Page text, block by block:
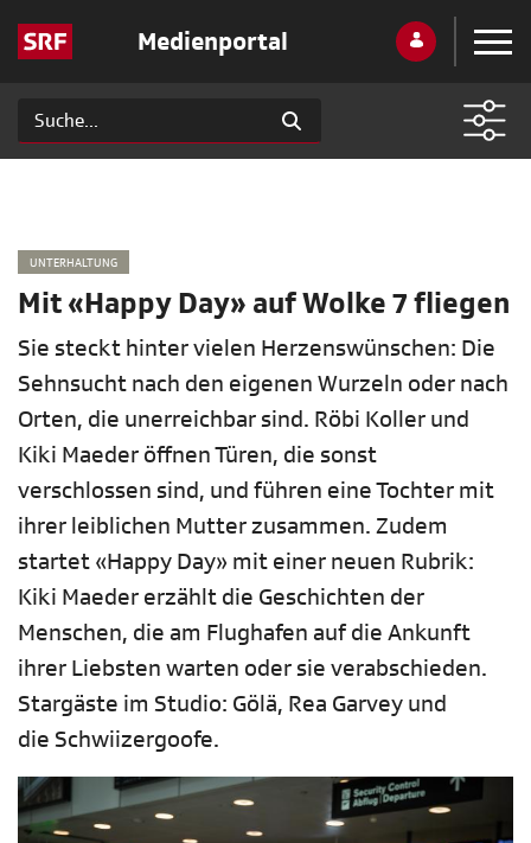
Medienportal
UNTERHALTUNG
Mit «Happy Day» auf Wolke 7 fliegen
Sie steckt hinter vielen Herzenswünschen: Die
Sehnsucht nach den eigenen Wurzeln oder nach
Orten, die unerreichbar sind. Röbi Koller und
Kiki Maeder öffnen Türen, die sonst
verschlossen sind, und führen eine Tochter mit
ihrer leiblichen Mutter zusammen. Zudem
startet «Happy Day» mit einer neuen Rubrik:
Kiki Maeder erzählt die Geschichten der
Menschen, die am Flughafen auf die Ankunft
ihrer Liebsten warten oder sie verabschieden.
Stargäste im Studio: Gölä, Rea Garvey und
die Schwiizergoofe.